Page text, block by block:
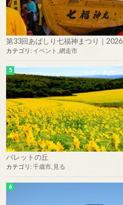
第33回あばしり七福神まつり｜2026
カテゴリ: イベント 網走市
パレットの丘
カテゴリ: 千歳市 見る